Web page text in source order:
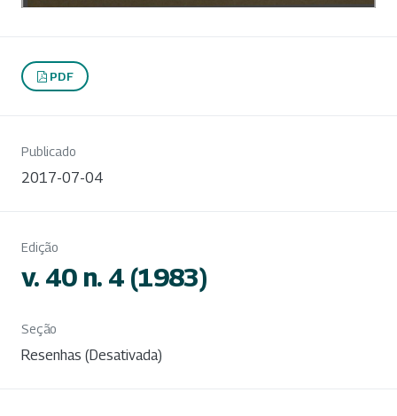
PDF
Publicado
2017-07-04
Edição
v. 40 n. 4 (1983)
Seção
Resenhas (Desativada)